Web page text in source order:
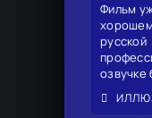
Фильм
русской
озвучке